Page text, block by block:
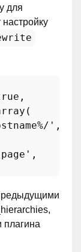
для
(
' ,
,
плагина